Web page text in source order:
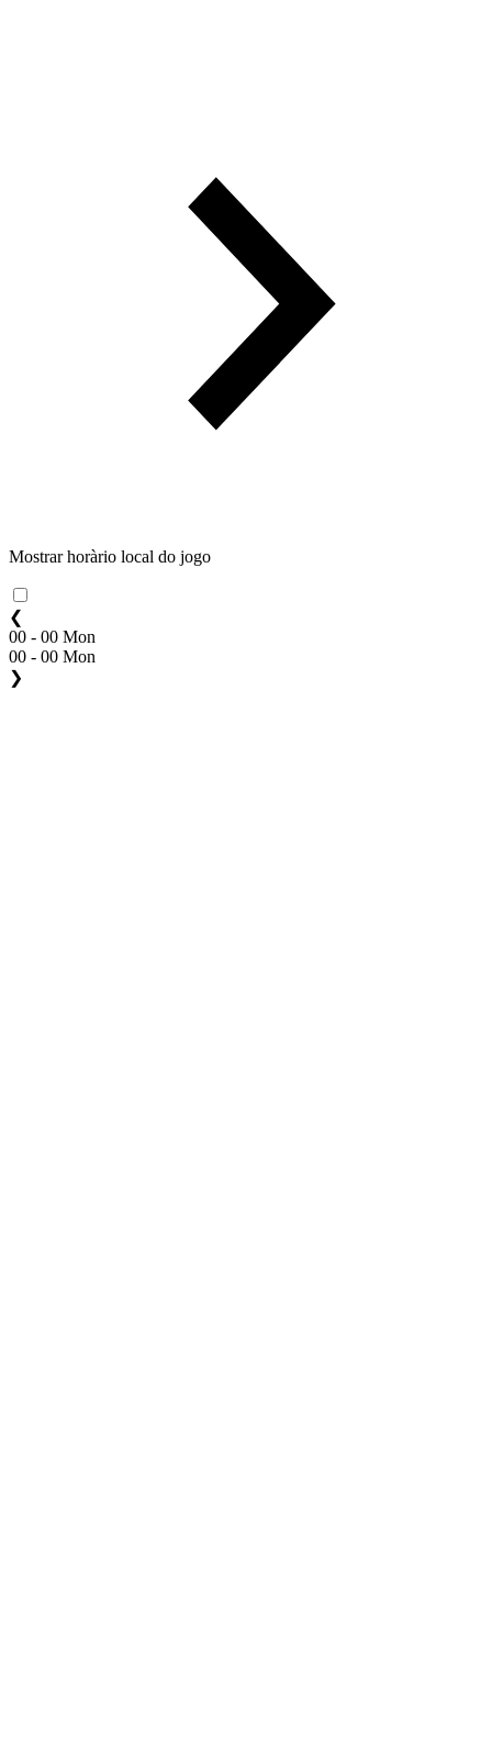
Mostrar horàrio local do jogo
❮
00 - 00 Mon
00 - 00 Mon
❯